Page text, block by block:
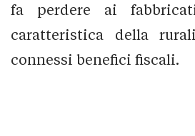
fa perdere ai
caratteristica della
connessi benefici fiscali.